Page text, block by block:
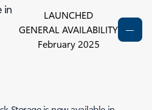
in
LAUNCHED
GENERAL AVAILABILITY
February 2025